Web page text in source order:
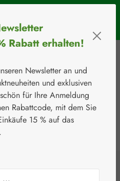
einem Warenkorbwert von 50 €.
anzeigen
Versand und Zahlung
Rabatt erhalten!
Newsletter an und
und exklusiven
für Ihre Anmeldung
Rabattcode, mit dem Sie
15 % auf das